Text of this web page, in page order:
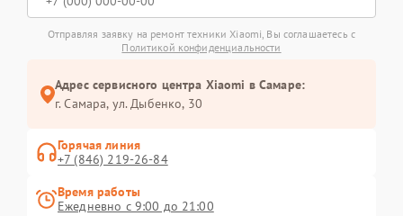
Отправляя заявку на ремонт техники Xiaomi, Вы соглашаетесь с
Политикой конфиденциальности
Адрес сервисного центра Xiaomi в Самаре:
г. Самара, ул. Дыбенко, 30
Горячая линия
+7 (846) 219-26-84
Время работы
Ежедневно с 9:00 до 21:00